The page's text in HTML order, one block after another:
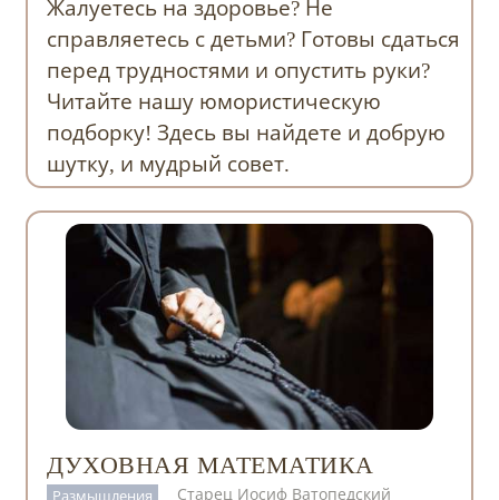
Жалуетесь на здоровье? Не
справляетесь с детьми? Готовы сдаться
перед трудностями и опустить руки?
Читайте нашу юмористическую
подборку! Здесь вы найдете и добрую
шутку, и мудрый совет.
ДУХОВНАЯ МАТЕМАТИКА
Размышления
Старец Иосиф Ватопедский